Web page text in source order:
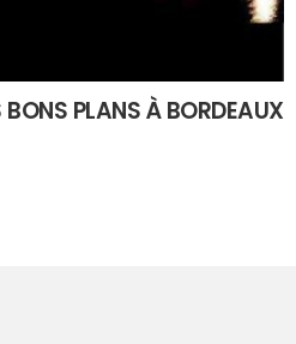
PLANS À BORDEAUX